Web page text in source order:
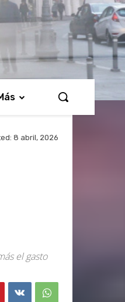
8 abril, 2026
el gasto